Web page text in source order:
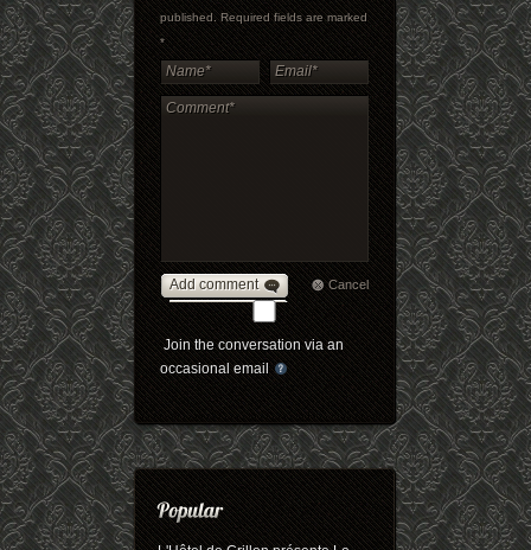
published. Required fields are marked
*
Add comment Cancel
Join the conversation via an
occasional email